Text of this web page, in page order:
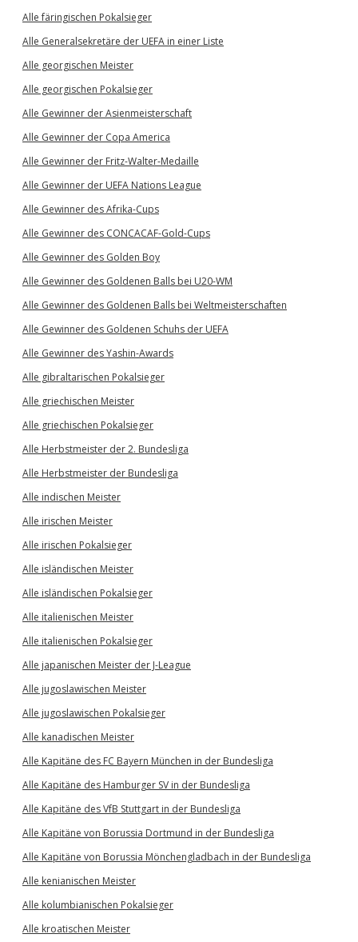
Alle färingischen Pokalsieger
Alle Generalsekretäre der UEFA in einer Liste
Alle georgischen Meister
Alle georgischen Pokalsieger
Alle Gewinner der Asienmeisterschaft
Alle Gewinner der Copa America
Alle Gewinner der Fritz-Walter-Medaille
Alle Gewinner der UEFA Nations League
Alle Gewinner des Afrika-Cups
Alle Gewinner des CONCACAF-Gold-Cups
Alle Gewinner des Golden Boy
Alle Gewinner des Goldenen Balls bei U20-WM
Alle Gewinner des Goldenen Balls bei Weltmeisterschaften
Alle Gewinner des Goldenen Schuhs der UEFA
Alle Gewinner des Yashin-Awards
Alle gibraltarischen Pokalsieger
Alle griechischen Meister
Alle griechischen Pokalsieger
Alle Herbstmeister der 2. Bundesliga
Alle Herbstmeister der Bundesliga
Alle indischen Meister
Alle irischen Meister
Alle irischen Pokalsieger
Alle isländischen Meister
Alle isländischen Pokalsieger
Alle italienischen Meister
Alle italienischen Pokalsieger
Alle japanischen Meister der J-League
Alle jugoslawischen Meister
Alle jugoslawischen Pokalsieger
Alle kanadischen Meister
Alle Kapitäne des FC Bayern München in der Bundesliga
Alle Kapitäne des Hamburger SV in der Bundesliga
Alle Kapitäne des VfB Stuttgart in der Bundesliga
Alle Kapitäne von Borussia Dortmund in der Bundesliga
Alle Kapitäne von Borussia Mönchengladbach in der Bundesliga
Alle kenianischen Meister
Alle kolumbianischen Pokalsieger
Alle kroatischen Meister